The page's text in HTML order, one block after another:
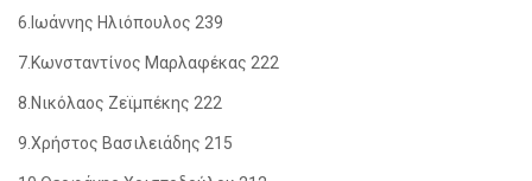
6.Ιωάννης Ηλιόπουλος 239
7.Κωνσταντίνος Μαρλαφέκας 222
8.Νικόλαος Ζεϊμπέκης 222
9.Χρήστος Βασιλειάδης 215